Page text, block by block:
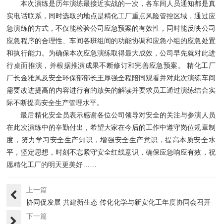
本次演练是历年演练最接近实战的一次，各车间人员通知都是真
实电话联系，同时选取的地点是精化工厂重点风险管控区域，通过应
急演练的方式，不仅能检验公司应急预案的有效性，同时能反映公司
应急程序的合理性、车间各班组间的功能协调和应急小组的应急处置
和执行能力。为确保本次应急演练取得最大成效，公司早先就对此进
行桌面推演，并根据推演成果不断修订和完善应急预案。 精化工厂
厂长金雅凤及安全环保部部长王厚强全程陪同观看并对此次演练车间
需要改进提高的内容进行有的放矢的解读并要求员工通过演练结合实
际不断提高安全生产管理水平。
最后精化安全员表示感谢各位公司领导对安全的关注与参演人员
在此次演练中的辛勤付出，希望大家在今后的工作中遵守岗位规章制
度，努力学习安全生产知识，增强安全生产意识，提高本质安全水
平，坚定思想，时刻不忘紧守安全红线意识，确保应急响应有效，祝
愿精化工厂的明天更美好……
上一篇
协同促发展 共建新生态 传化化学与新安化工年度协同会召开
下一篇